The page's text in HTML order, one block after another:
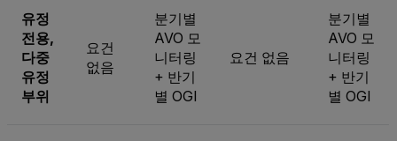
유정
전용,
다중
유정
부위
요건
없음
분기별
AVO 모
니터링
+ 반기
별 OGI
요건 없음
분기별
AVO 모
니터링
+ 반기
별 OGI